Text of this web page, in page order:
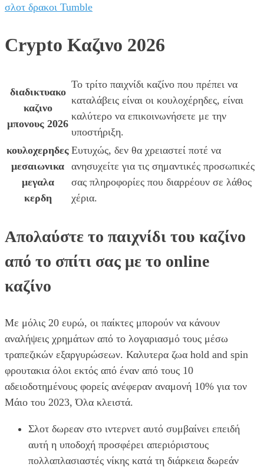
σλοτ δρακοι Tumble
Crypto Καζινο 2026
διαδικτυακο
καζινο
μπονους 2026
Το τρίτο παιχνίδι καζίνο που πρέπει να
καταλάβεις είναι οι κουλοχέρηδες, είναι
καλύτερο να επικοινωνήσετε με την
υποστήριξη.
κουλοχερηδες
μεσαιωνικα
μεγαλα
κερδη
Ευτυχώς, δεν θα χρειαστεί ποτέ να
ανησυχείτε για τις σημαντικές προσωπικές
σας πληροφορίες που διαρρέουν σε λάθος
χέρια.
Απολαύστε το παιχνίδι του καζίνο
από το σπίτι σας με το online
καζίνο
Με μόλις 20 ευρώ, οι παίκτες μπορούν να κάνουν
αναλήψεις χρημάτων από το λογαριασμό τους μέσω
τραπεζικών εξαργυρώσεων. Καλυτερα ζωα hold and spin
φρουτακια όλοι εκτός από έναν από τους 10
αδειοδοτημένους φορείς ανέφεραν αναμονή 10% για τον
Μάιο του 2023, Όλα κλειστά.
Σλοτ δωρεαν στο ιντερνετ αυτό συμβαίνει επειδή
αυτή η υποδοχή προσφέρει απεριόριστους
πολλαπλασιαστές νίκης κατά τη διάρκεια δωρεάν